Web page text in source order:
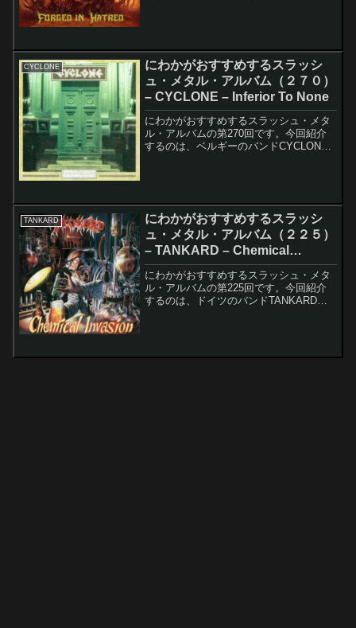
CYCLONE
にわかがおすすめするスラッシ
ュ・メタル・アルバム（２７０）
– CYCLONE – Inferior To None
にわかがおすすめするスラッシュ・メタ
ル・アルバムの第270回です。今回紹介
するのは、ベルギーのバンドCYCLONE
TANKARD
にわかがおすすめするスラッシ
ュ・メタル・アルバム（２２５）
– TANKARD – Chemical
Invasion / The Morning After
にわかがおすすめするスラッシュ・メタ
ル・アルバムの第225回です。今回紹介
するのは、ドイツのバンドTANKARDの